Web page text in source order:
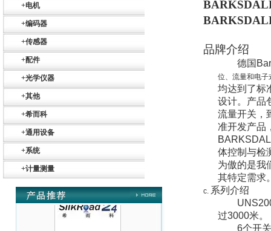
+电机
+编码器
+传感器
+配件
+光学仪器
+其他
+希而科
+通用设备
+系统
+计量测量
Belimo SF24A-
MFT
品牌介绍
德国
位、流量和电子
均达到了标
设计。产品
流量开关，
准开发产品
体控制与检
为傲的是我
其特定需求
c. 系列介绍
过3000米。
6个开